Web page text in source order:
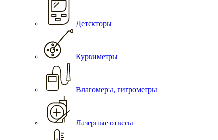
Детекторы
Курвиметры
Влагомеры, гигрометры
Лазерные отвесы